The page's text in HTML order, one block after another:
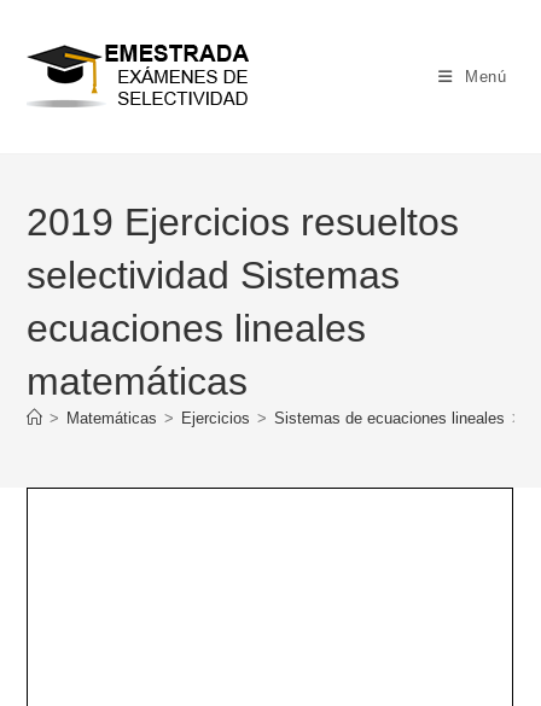
contenido
Menú
2019 Ejercicios resueltos
selectividad Sistemas
ecuaciones lineales
matemáticas
> Matemáticas > Ejercicios > Sistemas de ecuaciones lineales >